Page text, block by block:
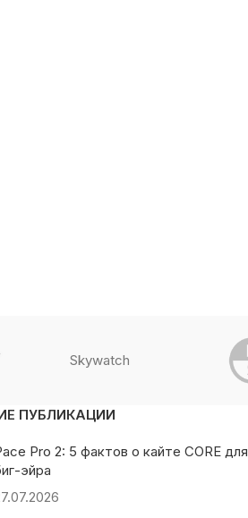
Skywatch
ПУБЛИКАЦИИ
Pro 2: 5 фактов о кайте CORE для
эйра